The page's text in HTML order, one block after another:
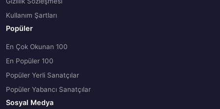
Kullanım Şartları
Popüler
En Çok Okunan 100
En Popüler 100
Popüler Yerli Sanatçılar
Popüler Yabancı Sanatçılar
Sosyal Medya